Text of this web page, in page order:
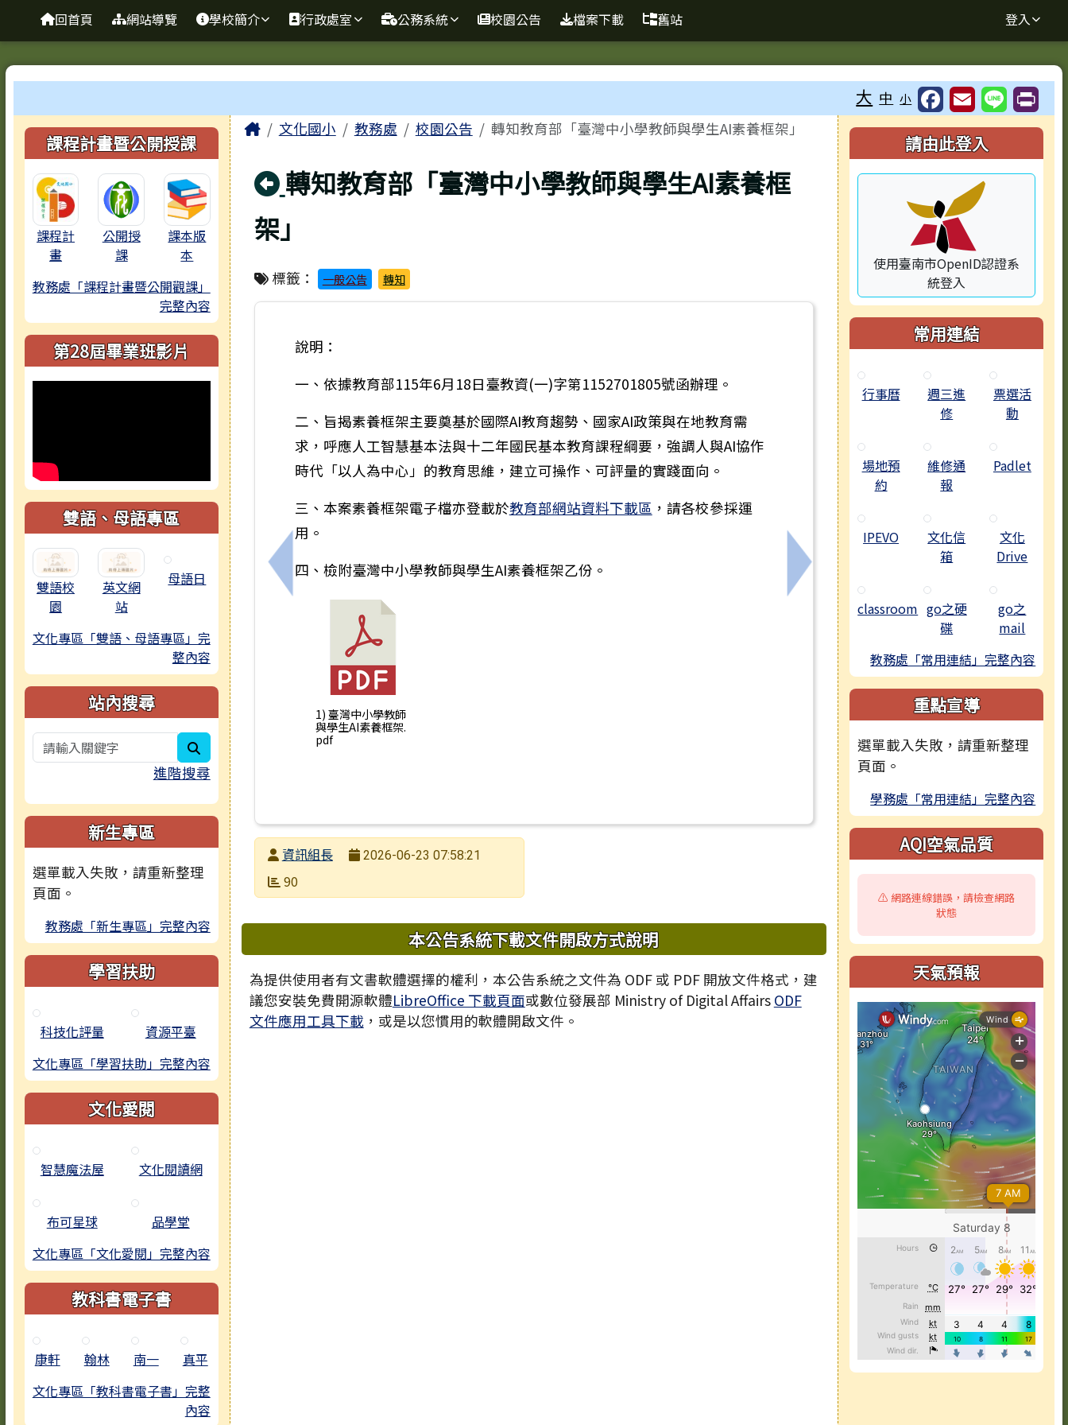
跳至主內容區
臺南市歸仁區文化國小全球資訊站
導覽列
回首頁 網站導覽 學校簡介 行政處室 公務系統 校園公告 檔案下載 舊站 登入
⏸
大 中 小
左邊區域內容
課程計畫暨公開授課
課程計
畫
公開授
課
課本版
本
教務處「課程計畫暨公開觀課」
完整內容
第28屆畢業班影片
雙語、母語專區
雙語校
園
英文網
站
母語日
文化專區「雙語、母語專區」完
整內容
站內搜尋
search
進階搜尋
新生專區
選單載入失敗，請重新整理
頁面。
教務處「新生專區」完整內容
學習扶助
科技化評量
資源平臺
文化專區「學習扶助」完整內容
文化愛閱
智慧魔法屋 文化閱讀網
布可星球
品學堂
文化專區「文化愛閱」完整內容
教科書電子書
康軒 翰林 南一
真平
文化專區「教科書電子書」完整
內容
主內容區域
Home文化國小 教務處 校園公告 轉知教育部「臺灣中小學教師與學生AI素養框架」
回上頁
轉知教育部「臺灣中小學教師與學生AI素養框
架」
標籤： 一般公告 轉知
上一筆：114學年度第二學期第2次定期評量英語聽力測驗
說明：
一、依據教育部115年6月18日臺教資(一)字第1152701805號函辦理。
二、旨揭素養框架主要奠基於國際AI教育趨勢、國家AI政策與在地教育需
求，呼應人工智慧基本法與十二年國民基本教育課程綱要，強調人與AI協作
時代「以人為中心」的教育思維，建立可操作、可評量的實踐面向。
三、本案素養框架電子檔亦登載於教育部網站資料下載區 ，請各校參採運
用。
四、檢附臺灣中小學教師與學生AI素養框架乙份。
1) 臺灣中小學教師
與學生AI素養框架.
pdf
下一筆：轉知：115年臺南市所屬各級學
發布者資訊組長
發布日期
2026-06-23 07:58:21
瀏覽次數
90
下中區域內容 本公告系統下載文件開啟方式說明
為提供使用者有文書軟體選擇的權利，本公告系統之文件為 ODF 或 PDF 開放文件格式，建
議您安裝免費開源軟體LibreOffice 下載頁面或數位發展部 Ministry of Digital Affairs ODF
文件應用工具下載 ，或是以您慣用的軟體開啟文件。
右邊區域內容
請由此登入
使用臺南市OpenID認證系
統登入
常用連結
行事曆
週三進
修
票選活
動
場地預
約
維修通
報
Padlet
IPEVO
文化信
箱
文化
Drive
classroom go之硬
碟
go之
mail
教務處「常用連結」完整內容
重點宣導
選單載入失敗，請重新整理
頁面。
學務處「常用連結」完整內容
AQI空氣品質
⚠️ 網路連線錯誤，請檢查網路
狀態
天氣預報
頁尾區域